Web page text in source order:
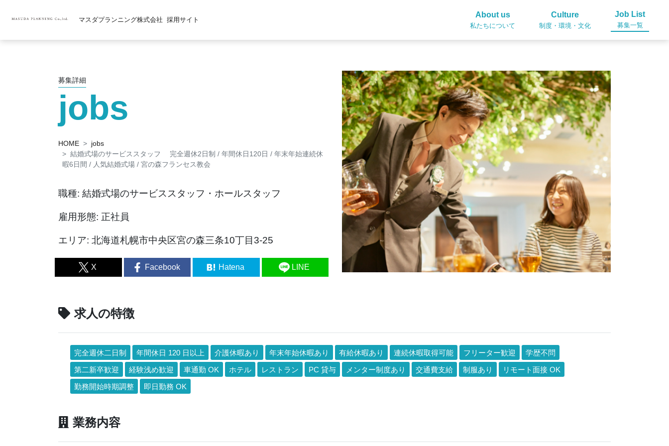
マスダプランニング株式会社 採用サイト
About us
私たちについて
Culture
制度・環境・文化
Job List
募集一覧
募集詳細
jobs
HOME
jobs
結婚式場のサービススタッフ 完全週休2日制 / 年間休日120日 / 年末年始連続休
暇6日間 / 人気結婚式場 / 宮の森フランセス教会
職種: 結婚式場のサービススタッフ・ホールスタッフ
雇用形態: 正社員
エリア: 北海道札幌市中央区宮の森三条10丁目3‐25
X Facebook Hatena LINE
求人の特徴
完全週休二日制 年間休日 120 日以上 介護休暇あり 年末年始休暇あり 有給休暇あり 連続休暇取得可能 フリーター歓迎
学歴不問
第二新卒歓迎
経験浅め歓迎 車通勤 OK ホテル レストラン PC 貸与 メンター制度あり 交通費支給 制服あり
リモート面接 OK
勤務開始時期調整
即日勤務 OK
業務内容